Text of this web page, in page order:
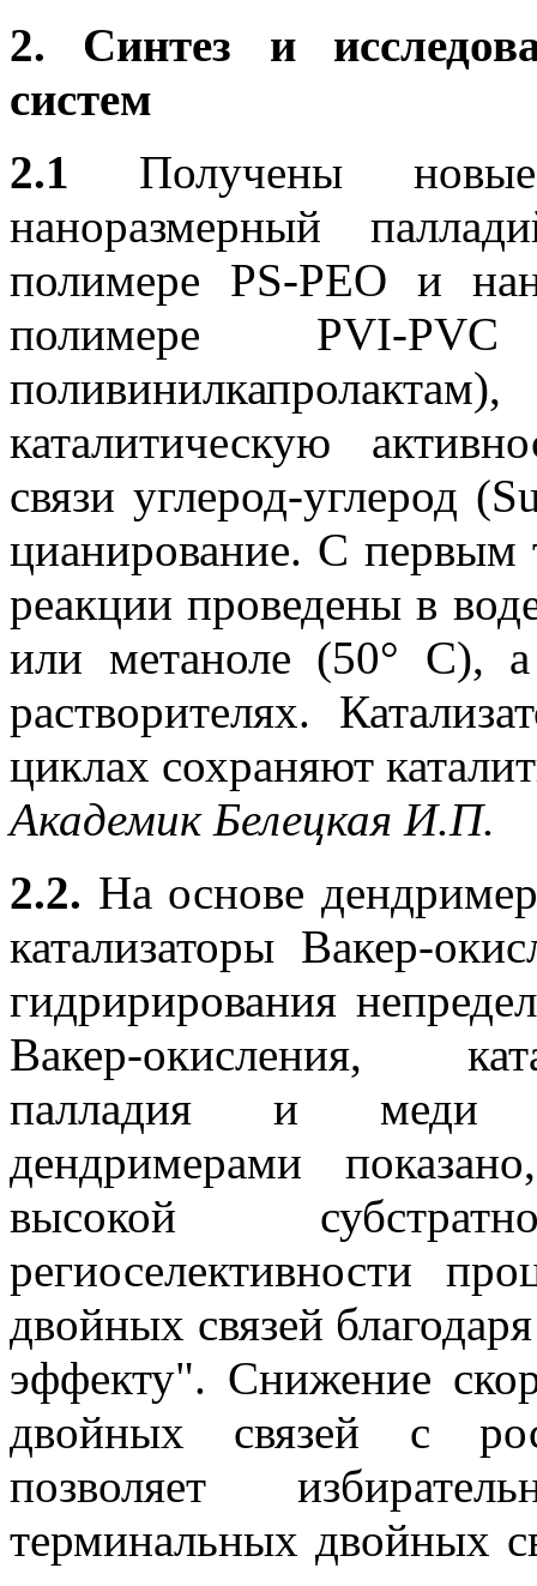
2. Синтез и
систем
2.1 Получены новые
наноразмерный
полимере PS-PEO и
полимере PVI-
каталитическую
связи углерод-углерод
цианирование. С первым
реакции проведены в
или метаноле (50° С), а
растворителях.
циклах сохраняют
Академик Белецкая И.П.
2.2. На основе
катализаторы Вакер-
гидририрования
Вакер-окисления,
палладия и меди с
дендримерами
высокой
региоселективности
двойных связей
эффекту". Снижение
двойных связей с
позволяет
терминальных двойных